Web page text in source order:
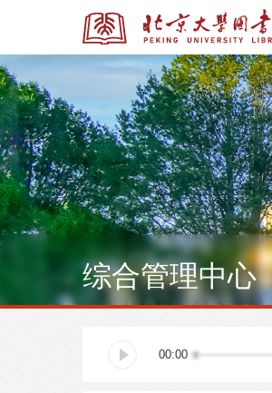
综合管理中心
00:00